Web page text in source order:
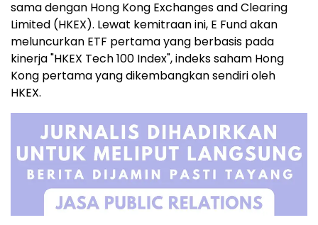
sama dengan Hong Kong Exchanges and Clearing
Limited (HKEX). Lewat kemitraan ini, E Fund akan
meluncurkan ETF pertama yang berbasis pada
kinerja "HKEX Tech 100 Index", indeks saham Hong
Kong pertama yang dikembangkan sendiri oleh
HKEX.